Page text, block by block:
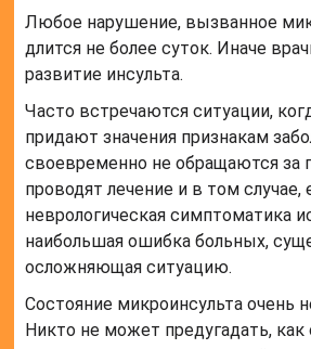
Любое нарушение, вызванное
длится не более суток. Иначе
развитие инсульта.
Часто встречаются ситуации,
придают значения признакам
своевременно не обращаются
проводят лечение и в том случае,
неврологическая симптоматика
наибольшая ошибка больных,
осложняющая ситуацию.
Состояние микроинсульта очень
Никто не может предугадать, как